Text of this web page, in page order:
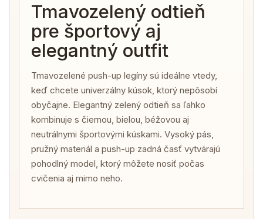
Tmavozelený odtieň
pre športový aj
elegantný outfit
Tmavozelené push-up legíny sú ideálne vtedy,
keď chcete univerzálny kúsok, ktorý nepôsobí
obyčajne. Elegantný zelený odtieň sa ľahko
kombinuje s čiernou, bielou, béžovou aj
neutrálnymi športovými kúskami. Vysoký pás,
pružný materiál a push-up zadná časť vytvárajú
pohodlný model, ktorý môžete nosiť počas
cvičenia aj mimo neho.